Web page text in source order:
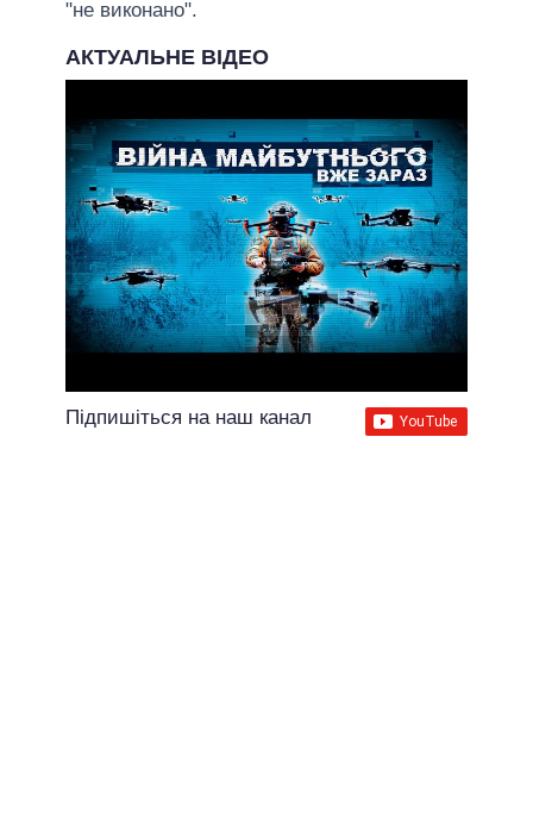
"не виконано".
АКТУАЛЬНЕ ВІДЕО
Підпишіться на наш канал